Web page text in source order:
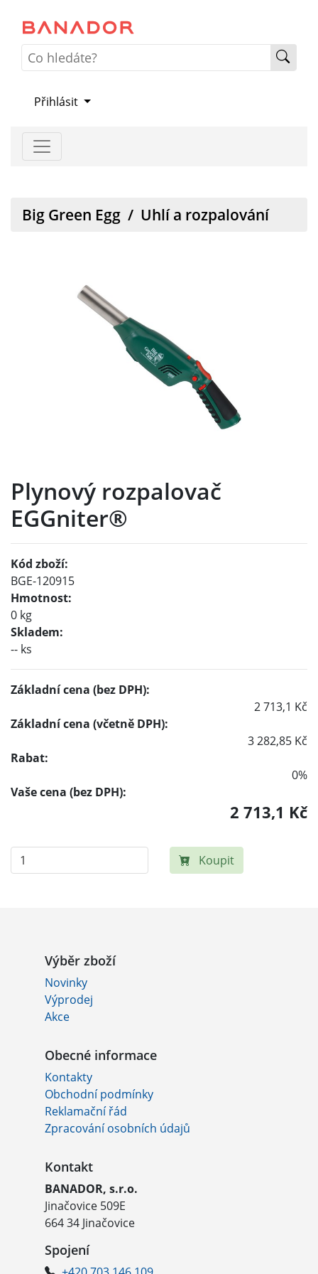
Přihlásit
Big Green Egg / Uhlí a rozpalování
Plynový rozpalovač
EGGniter®
Kód zboží:
BGE-120915
Hmotnost:
0 kg
Skladem:
-- ks
Základní cena (bez DPH):
2 713,1 Kč
Základní cena (včetně DPH):
3 282,85 Kč
Rabat:
0%
Vaše cena (bez DPH):
2 713,1 Kč
Koupit
Výběr zboží
Novinky
Výprodej
Akce
Obecné informace
Kontakty
Obchodní podmínky
Reklamační řád
Zpracování osobních údajů
Kontakt
BANADOR, s.r.o.
Jinačovice 509E
664 34 Jinačovice
Spojení